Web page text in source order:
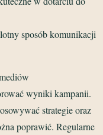
sposób komunikacji
wyniki kampanii.
strategie oraz
poprawić. Regularne